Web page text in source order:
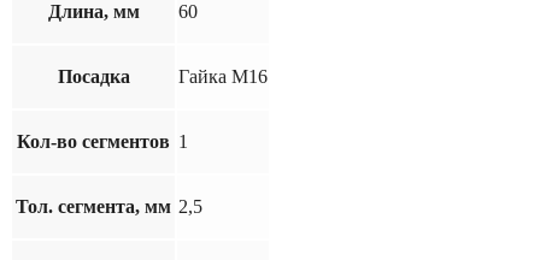
Длина, мм 60
Посадка Гайка М16
Кол-во сегментов 1
Тол. сегмента, мм 2,5